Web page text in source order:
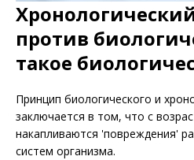
против
такое
Принцип биологического и
заключается в том, что с
накапливаются 'повреждения'
систем организма.